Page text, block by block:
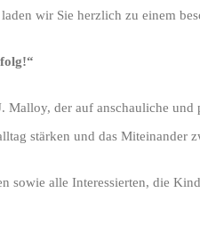
wir Sie herzlich zu einem
Malloy, der auf anschauliche und
stärken und das
sowie alle Interessierten, die